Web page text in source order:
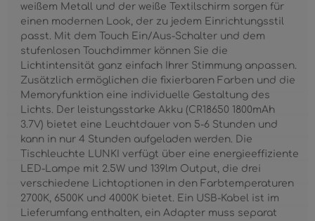
weißem Metall und der weiße Textilschirm sorgen für
einen modernen Look, der zu jedem Einrichtungsstil
passt. Mit dem Touch Ein/Aus-Schalter und dem
stufenlosen Touchdimmer können Sie die
Lichtintensität ganz einfach Ihrer Stimmung anpassen.
Zusätzlich ermöglichen die fixierbaren Farben und die
Memoryfunktion eine individuelle Gestaltung des
Lichts. Der leistungsstarke Akku (CR18650 1800mAh
3.7V) bietet eine Leuchtdauer von 5-6 Stunden und
kann in nur 4 Stunden aufgeladen werden. Die
Tischleuchte LUNKI verfügt über eine energieeffiziente
LED-Lampe mit 2.5W und 139lm Output, die drei
verschiedene Lichtoptionen in den Farbtemperaturen
2700K, 6500K und 4000K bietet. Ein USB-Kabel ist im
Lieferumfang enthalten, ein Adapter muss separat